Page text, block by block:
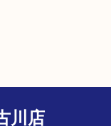
川店